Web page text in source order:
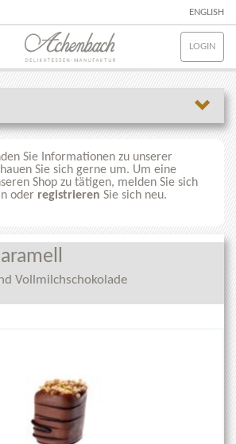
ENGLISH
LOGIN
Sie Informationen zu unserer
Sie sich gerne um. Um eine
Shop zu tätigen, melden Sie sich
oder registrieren Sie sich neu.
Vollmilchschokolade